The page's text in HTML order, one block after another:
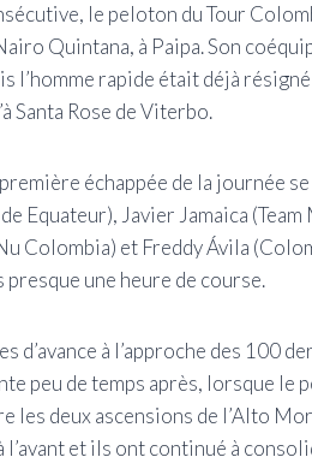
le peloton du Tour
Quintana, à Paipa. Son
l’homme rapide était déjà
Santa Rose de Viterbo.
échappée de la journée
Equateur), Javier Jamaica
Colombia) et Freddy Ávila
une heure de course.
d’avance à l’approche des 100
peu de temps après, lorsque le
les deux ascensions de l’Alto
et ils ont continué à